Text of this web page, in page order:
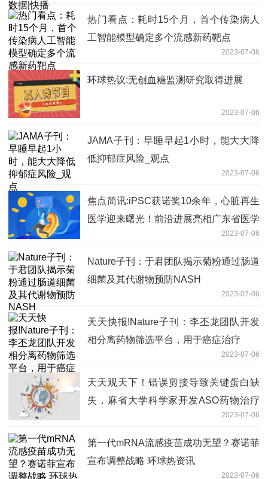
热门看点：耗时15个月，首个传染病人
工智能模型确定多个流感新药靶点
2023-07-06
环球热议:无创血糖监测研究取得进展
2023-07-06
JAMA子刊：早睡早起1小时，能大大降
低抑郁症风险_观点
2023-07-06
焦点简讯:iPSC获诺奖10余年，心脏再生
医学迎来曙光！前沿进展亮相广东省医学
2023-07-06
Nature子刊：于君团队揭示菊粉通过肠道
细菌及其代谢物预防NASH
2023-07-06
天天快报!Nature子刊：李丕龙团队开发
相分离药物筛选平台，用于癌症治疗
2023-07-06
天天观天下！错误剪接导致关键蛋白缺
失，麻省大学科学家开发ASO药物治疗
脆性X综合征，计划联合公司推进临床转
化
2023-07-06
第一代mRNA流感疫苗成功无望？赛诺菲
宣布调整战略 环球热资讯
2023-07-06